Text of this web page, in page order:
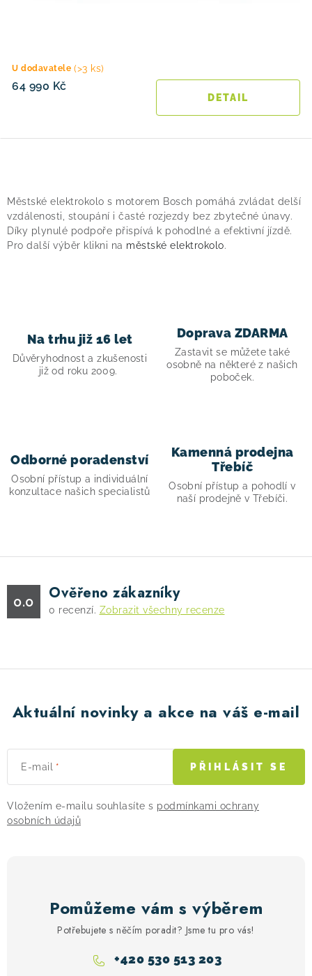
U dodavatele (>3 ks)
64 990 Kč
v
l
á
d
v
p
s
Městské elektrokolo s motorem Bosch pomáhá zvládat delší
vzdálenosti, stoupání i časté rozjezdy bez zbytečné únavy.
Díky plynulé podpoře přispívá k pohodlné a efektivní jízdě.
Pro další výběr klikni na městské elektrokolo.
Na trhu již 16 let
Důvěryhodnost a zkušenosti
již od roku 2009.
Doprava ZDARMA
Zastavit se můžete také
osobně na některé z našich
poboček.
Odborné poradenství
Osobní přístup a individuální
konzultace našich specialistů
Kamenná prodejna
Třebíč
Osobní přístup a pohodlí v
naší prodejně v Třebíči.
0.0 Ověřeno zákazníky
0 recenzí. Zobrazit všechny recenze
Aktuální novinky a akce na váš e-mail
E-mail
Vložením e-mailu souhlasíte s podmínkami ochrany
osobních údajů
PŘIHLÁSIT SE
Pomůžeme vám s výběrem
Potřebujete s něčím poradit? Jsme tu pro vás!
+420 530 513 203